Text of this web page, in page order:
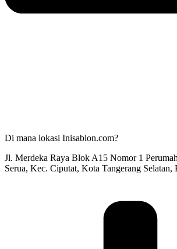
Di mana lokasi Inisablon.com?
Jl. Merdeka Raya Blok A15 Nomor 1
Serua, Kec. Ciputat, Kota Tangerang Selatan,